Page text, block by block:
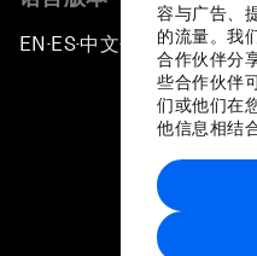
容与广告、
的流量。我
合作伙伴分
些合作伙伴
们或他们在
他信息相结合
EN ▪ ES▪中文▪ 日本語